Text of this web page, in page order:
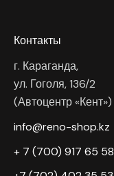
Контакты
г. Караганда,
ул. Гоголя, 136/2
(Автоцентр «Кент»)
info@reno-shop.kz
+ 7 (700) 917 65 58